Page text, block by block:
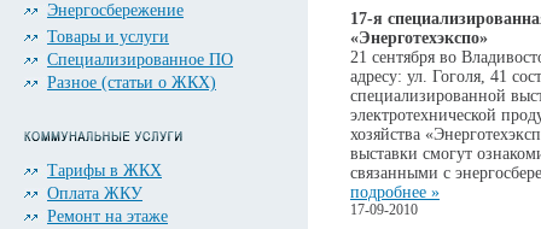
Энергосбережение
Товары и услуги
Специализированное ПО
Разное (статьи о ЖКХ)
Тарифы в ЖКХ
Оплата ЖКУ
Ремонт на этаже
17-я
«Энерготехэкспо»
21 сентября во
адресу: ул. Гоголя, 41
специализированной
электротехнической
хозяйства
выставки смогут
связанными с
подробнее »
17-09-2010